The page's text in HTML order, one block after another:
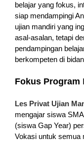
belajar yang fokus,
siap mendampingi
ujian mandiri yang
asal-asalan, tetapi
pendampingan
berkompeten di
Fokus Program
Les Privat Ujian
mengajar siswa
(siswa Gap Year)
Vokasi untuk semua